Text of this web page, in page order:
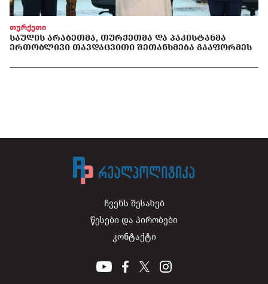
თურქეთი
ᲡᲐᲣᲓᲘᲡ ᲐᲠᲐᲑᲔᲗᲛᲐ, ᲗᲣᲠᲥᲔᲗᲛᲐ ᲓᲐ ᲞᲐᲙᲘᲡᲢᲐᲜᲛᲐ
ᲔᲠᲗᲝᲑᲚᲘᲕᲘ ᲗᲐᲕᲓᲐᲪᲕᲘᲗᲘ ᲨᲔᲗᲐᲜᲮᲛᲔᲑᲐ ᲒᲐᲐᲤᲝᲠᲛᲔᲡ
ჩვენს შესახებ
წესები და პირობები
კონტაქტი